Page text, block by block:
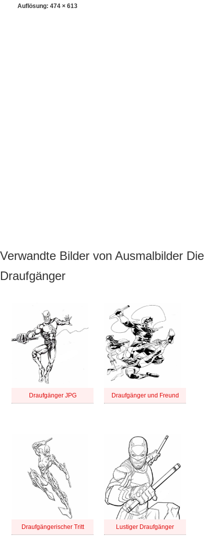
Auflösung: 474 × 613
Verwandte Bilder von Ausmalbilder Die
Draufgänger
Draufgänger JPG Draufgänger und Freund
Draufgängerischer Tritt Lustiger Draufgänger